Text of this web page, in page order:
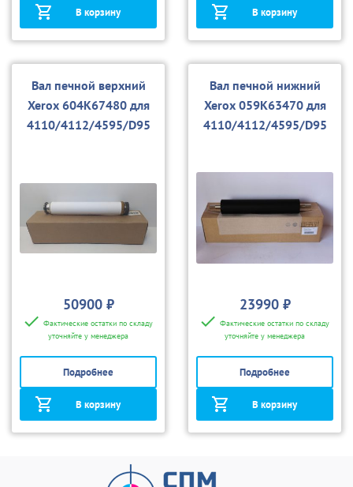
В корзину В корзину
Вал печной верхний
Xerox 604K67480 для
4110/4112/4595/D95
50900 ₽
Фактические остатки по складу
уточняйте у менеджера
Подробнее
В корзину
Вал печной нижний
Xerox 059K63470 для
4110/4112/4595/D95
23990 ₽
Фактические остатки по складу
уточняйте у менеджера
Подробнее
В корзину